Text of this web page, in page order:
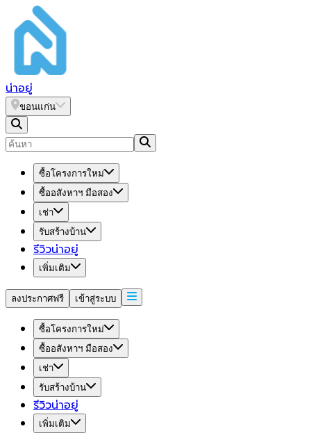
น่าอยู่
ขอนแก่น
ซื้อโครงการใหม่
ซื้ออสังหาฯ มือสอง
เช่า
รับสร้างบ้าน
รีวิวน่าอยู่
เพิ่มเติม
ลงประกาศฟรี เข้าสู่ระบบ
ซื้อโครงการใหม่
ซื้ออสังหาฯ มือสอง
เช่า
รับสร้างบ้าน
รีวิวน่าอยู่
เพิ่มเติม